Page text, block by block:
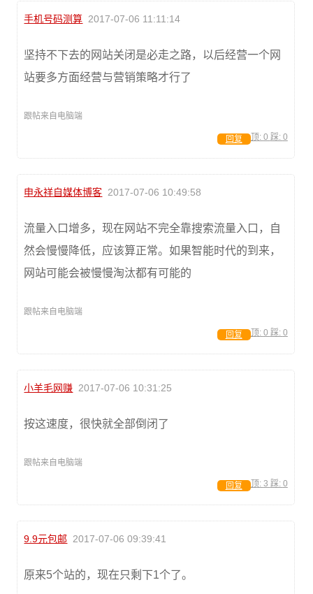
手机号码测算 2017-07-06 11:11:14
坚持不下去的网站关闭是必走之路，以后经营一个网
站要多方面经营与营销策略才行了
跟帖来自电脑端
顶: 0 踩: 0
回复
申永祥自媒体博客 2017-07-06 10:49:58
流量入口增多，现在网站不完全靠搜索流量入口，自
然会慢慢降低，应该算正常。如果智能时代的到来，
网站可能会被慢慢淘汰都有可能的
跟帖来自电脑端
顶: 0 踩: 0
回复
小羊毛网赚 2017-07-06 10:31:25
按这速度，很快就全部倒闭了
跟帖来自电脑端
顶: 3 踩: 0
回复
9.9元包邮 2017-07-06 09:39:41
原来5个站的，现在只剩下1个了。